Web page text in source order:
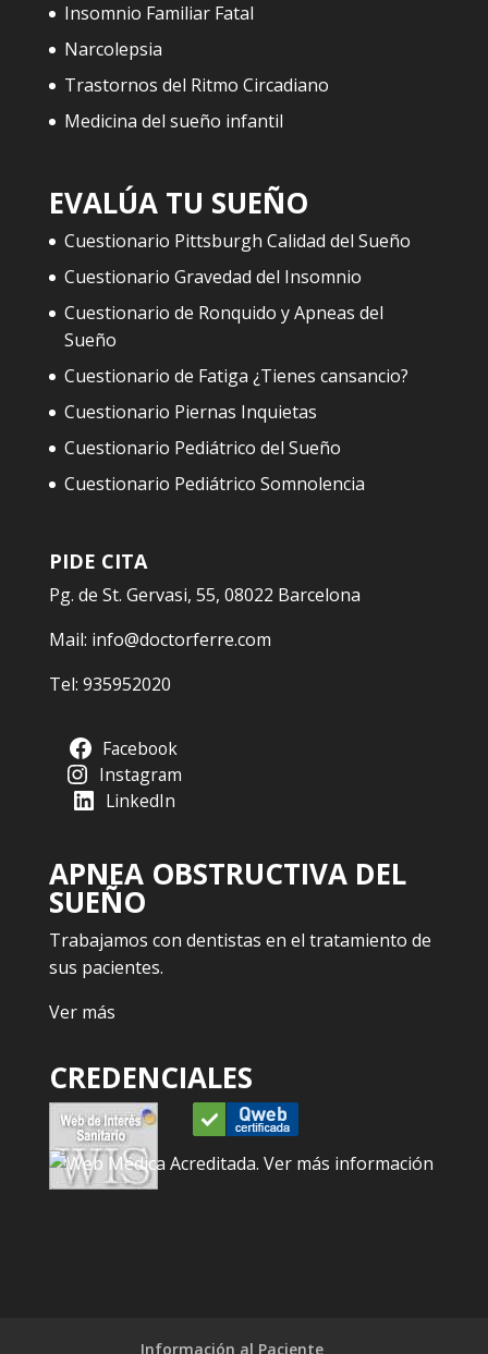
Insomnio Familiar Fatal
Narcolepsia
Trastornos del Ritmo Circadiano
Medicina del sueño infantil
EVALÚA TU SUEÑO
Cuestionario Pittsburgh Calidad del Sueño
Cuestionario Gravedad del Insomnio
Cuestionario de Ronquido y Apneas del
Sueño
Cuestionario de Fatiga ¿Tienes cansancio?
Cuestionario Piernas Inquietas
Cuestionario Pediátrico del Sueño
Cuestionario Pediátrico Somnolencia
PIDE CITA
Pg. de St. Gervasi, 55, 08022 Barcelona
Mail: info@doctorferre.com
Tel: 935952020
Facebook
Instagram
LinkedIn
APNEA OBSTRUCTIVA DEL
SUEÑO
Trabajamos con dentistas en el tratamiento de
sus pacientes.
Ver más
CREDENCIALES
Información al Paciente